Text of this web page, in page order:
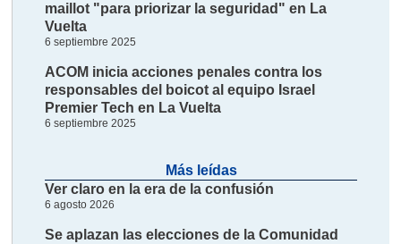
maillot "para priorizar la seguridad" en La
Vuelta
6 septiembre 2025
ACOM inicia acciones penales contra los
responsables del boicot al equipo Israel
Premier Tech en La Vuelta
6 septiembre 2025
Más leídas
Ver claro en la era de la confusión
6 agosto 2026
Se aplazan las elecciones de la Comunidad